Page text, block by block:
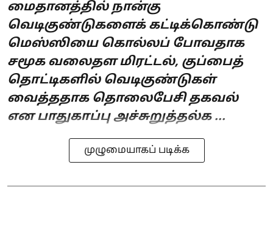
மைதானத்தில் நான்கு
வெடிகுண்டுகளைக் கட்டிக்கொண்டு
மெஸ்ஸியை கொல்லப் போவதாக
சமூக வலைதள மிரட்டல், குப்பைத்
தொட்டிகளில் வெடிகுண்டுகள்
வைத்ததாக தொலைபேசி தகவல்
என பாதுகாப்பு அச்சுறுத்தல்க ...
முழுமையாகப் படிக்க